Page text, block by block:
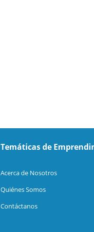
Temáticas de
Acerca de Nosotros
Quiénes Somos
Contáctanos